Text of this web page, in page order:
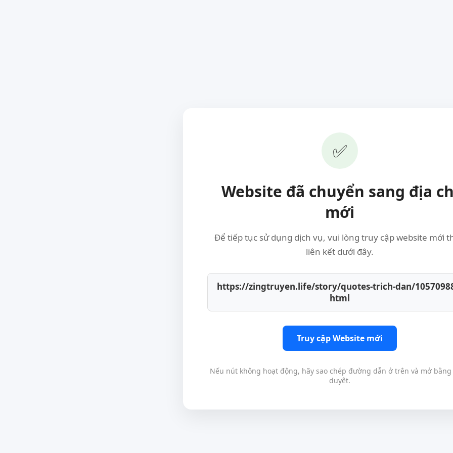
✅
Website đã chuyển sang địa
mới
Để tiếp tục sử dụng dịch vụ, vui lòng truy cập website mới
liên kết dưới đây.
https://zingtruyen.life/story/quotes-trich-dan/
html
Truy cập Website mới
Nếu nút không hoạt động, hãy sao chép đường dẫn ở trên và mở
duyệt.